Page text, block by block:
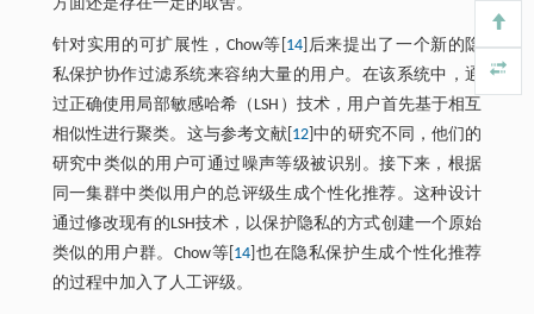
方面还是存在一定的取舍。
针对实用的可扩展性，Chow等[ 14 ]后来提出了一个新的隐
私保护协作过滤系统来容纳大量的用户。在该系统中，通
过正确使用局部敏感哈希（LSH）技术，用户首先基于相互
相似性进行聚类。这与参考文献[ 12 ]中的研究不同，他们的
研究中类似的用户可通过噪声等级被识别。接下来，根据
同一集群中类似用户的总评级生成个性化推荐。这种设计
通过修改现有的LSH技术，以保护隐私的方式创建一个原始
类似的用户群。Chow等[ 14 ]也在隐私保护生成个性化推荐
的过程中加入了人工评级。